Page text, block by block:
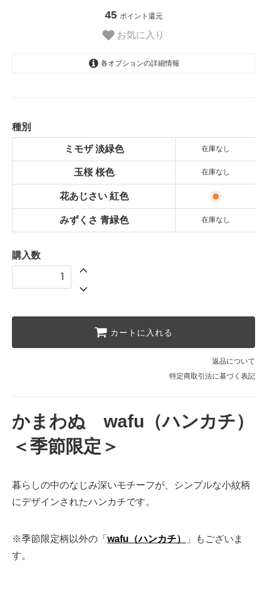
45 ポイント還元
お気に入り
各オプションの詳細情報
みずくさ 青緑色
種別
ミモザ 淡緑色 在庫なし
玉桜 桜色 在庫なし
花あじさい 紅色
みずくさ 青緑色 在庫なし
購入数
カートに入れる
返品について
特定商取引法に基づく表記
かまわぬ wafu（ハンカチ）
＜季節限定＞
暮らしの中のなじみ深いモチーフが、シンプルな小紋柄
にデザインされたハンカチです。
※季節限定柄以外の「 wafu（ハンカチ）
」もございま
す。